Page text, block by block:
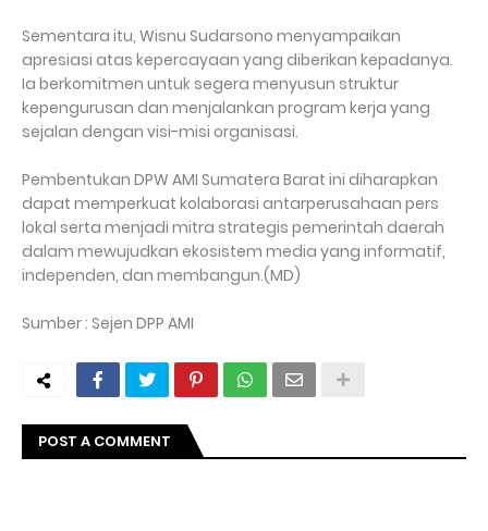
Sementara itu, Wisnu Sudarsono menyampaikan
apresiasi atas kepercayaan yang diberikan kepadanya.
Ia berkomitmen untuk segera menyusun struktur
kepengurusan dan menjalankan program kerja yang
sejalan dengan visi-misi organisasi.
Pembentukan DPW AMI Sumatera Barat ini diharapkan
dapat memperkuat kolaborasi antarperusahaan pers
lokal serta menjadi mitra strategis pemerintah daerah
dalam mewujudkan ekosistem media yang informatif,
independen, dan membangun.(MD)
Sumber : Sejen DPP AMI
POST A COMMENT